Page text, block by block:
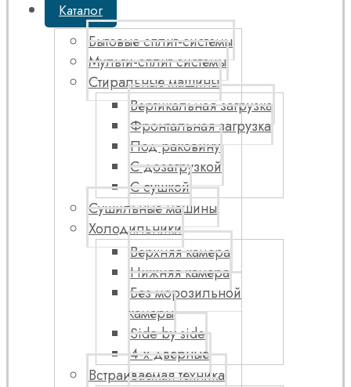
Каталог
Бытовые сплит-системы
Мульти-сплит системы
Стиральные машины
Вертикальная загрузка
Фронтальная загрузка
Под раковину
С дозагрузкой
С сушкой
Сушильные машины
Холодильники
Верхняя камера
Нижняя камера
Без морозильной
камеры
Side by side
4-х дверные
Встраиваемая техника